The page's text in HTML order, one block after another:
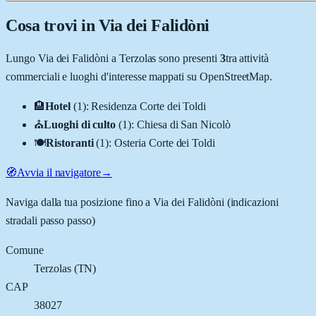
Cosa trovi in Via dei Falidòni
Lungo Via dei Falidòni a Terzolas sono presenti 3tra attività
commerciali e luoghi d'interesse mappati su OpenStreetMap.
🏨Hotel (1):Residenza Corte dei Toldi
⛪Luoghi di culto (1): Chiesa di San Nicolò
🍽️Ristoranti (1):Osteria Corte dei Toldi
🧭Avvia il navigatore→
Naviga dalla tua posizione fino aVia dei Falidòni (indicazioni
stradali passo passo)
Comune
Terzolas(TN)
CAP
38027